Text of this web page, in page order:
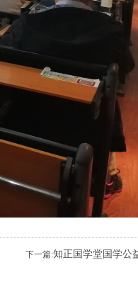
下一篇:知正国学堂国学公